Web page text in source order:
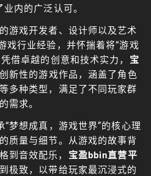
内的广泛认可。
游戏开发者、设计师以及艺术
戏行业经验，并怀揣着将“游戏
借卓越的创意和技术实力， 宝
新性的游戏作品，涵盖了角色
多种类型，满足了不同玩家群
需求。
“梦想成真，游戏世界”的核心理
质量与细节。从游戏的故事背
到音效配乐， 宝盈bbin直营平
极致，以带给玩家最沉浸式的